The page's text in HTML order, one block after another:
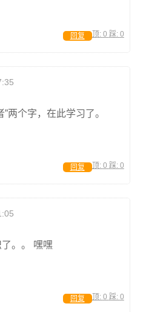
顶: 0 踩: 0
回复
两个字，在此学习了。
顶: 0 踩: 0
回复
。。 嘿嘿
顶: 0 踩: 0
回复